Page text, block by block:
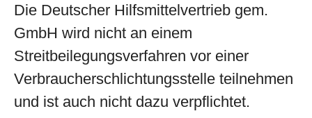
Die Deutscher Hilfsmittelvertrieb gem.
GmbH wird nicht an einem
Streitbeilegungsverfahren vor einer
Verbraucherschlichtungsstelle teilnehmen
und ist auch nicht dazu verpflichtet.